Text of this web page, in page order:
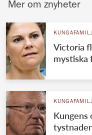
Mer om znyheter
Victoria
mystiska